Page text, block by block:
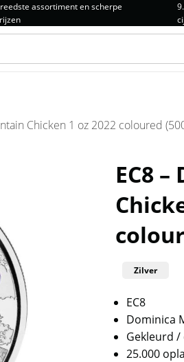
assortiment en scherpe
Chicken 1 oz 2022 coloured
EC8
Zilver
EC8
Dominica
Gekleurd
25.000